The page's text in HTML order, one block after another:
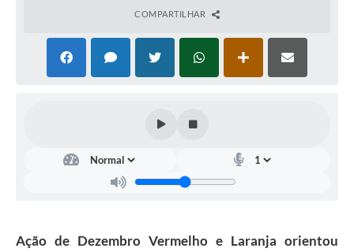
COMPARTILHAR
Ação de Dezembro Vermelho e Laranja orientou